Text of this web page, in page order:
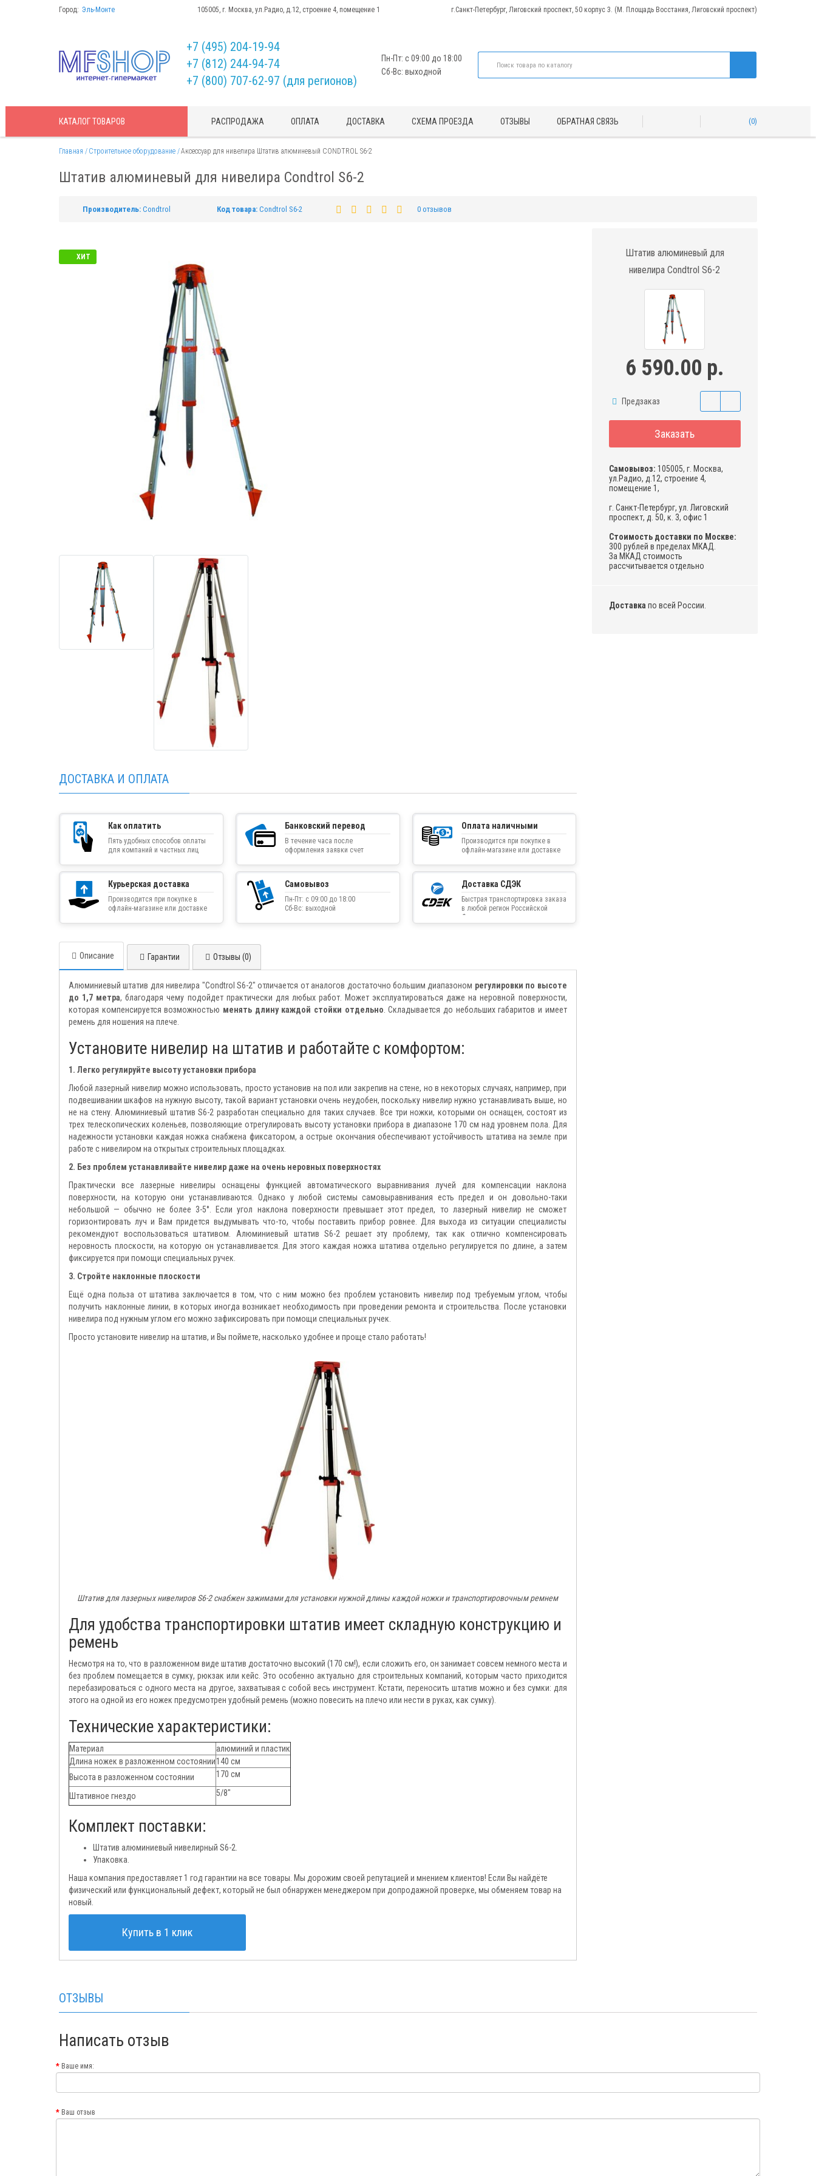
Город: Эль-Монте 105005, г. Москва, ул.Радио, д.12, строение 4, помещение 1 г.Санкт-Петербург, Лиговский проспект, 50 корпус 3. (М. Площадь Восстания, Лиговский проспект)
+7 (495) 204-19-94
+7 (812) 244-94-74
+7 (800) 707-62-97 (для регионов)
Пн-Пт: с 09:00 до 18:00
Сб-Вс: выходной
КАТАЛОГТОВАРОВ РАСПРОДАЖА ОПЛАТА ДОСТАВКА СХЕМА ПРОЕЗДА ОТЗЫВЫ ОБРАТНАЯ СВЯЗЬ 0
Главная Строительное оборудование Аксессуар для нивелира Штатив алюминевый CONDTROL S6-2
Штатив алюминевый для нивелира Condtrol S6-2
Производитель: Condtrol Код товара: Condtrol S6-2 0 отзывов
ХИТ
Штатив алюминевый для
нивелира Condtrol S6-2
6 590.00 р.
Предзаказ
Заказать
Самовывоз: 105005, г. Москва,
ул.Радио, д.12, строение 4,
помещение 1,
г. Санкт-Петербург, ул. Лиговский
проспект, д. 50, к. 3, офис 1
Стоимость доставки по Москве:
300 рублей в пределах МКАД.
За МКАД стоимость
рассчитывается отдельно
Доставка по всей России.
ДОСТАВКА И ОПЛАТА
Как оплатить
Пять удобных способов оплаты
для компаний и частных лиц
Банковский перевод
В течение часа после
оформления заявки счет
электронную почту
Оплата наличными
Производится при покупке в
офлайн-магазине или доставке
Курьерская доставка
Производится при покупке в
офлайн-магазине или доставке
Самовывоз
Пн-Пт: с 09:00 до 18:00
Сб-Вс: выходной
Доставка СДЭК
Быстрая транспортировка заказа
в любой регион Российской
Федерации
Описание Гарантии Отзывы (0)
Алюминиевый штатив для нивелира "Condtrol S6-2" отличается от аналогов достаточно большим диапазоном регулировки по высоте
до 1,7 метра, благодаря чему подойдет практически для любых работ. Может эксплуатироваться даже на неровной поверхности,
которая компенсируется возможностью менять длину каждой стойки отдельно . Складывается до небольших габаритов и имеет
ремень для ношения на плече.
Установите нивелир на штатив и работайте с комфортом:
1. Легко регулируйте высоту установки прибора
Любой лазерный нивелир можно использовать, просто установив на пол или закрепив на стене, но в некоторых случаях, например, при
подвешивании шкафов на нужную высоту, такой вариант установки очень неудобен, поскольку нивелир нужно устанавливать выше, но
не на стену. Алюминиевый штатив S6-2 разработан специально для таких случаев. Все три ножки, которыми он оснащен, состоят из
трех телескопических коленьев, позволяющие отрегулировать высоту установки прибора в диапазоне 170 см над уровнем пола. Для
надежности установки каждая ножка снабжена фиксатором, а острые окончания обеспечивают устойчивость штатива на земле при
работе с нивелиром на открытых строительных площадках.
2. Без проблем устанавливайте нивелир даже на очень неровных поверхностях
Практически все лазерные нивелиры оснащены функцией автоматического выравнивания лучей для компенсации наклона
поверхности, на которую они устанавливаются. Однако у любой системы самовыравнивания есть предел и он довольно-таки
небольшой — обычно не более 3-5°. Если угол наклона поверхности превышает этот предел, то лазерный нивелир не сможет
горизонтировать луч и Вам придется выдумывать что-то, чтобы поставить прибор ровнее. Для выхода из ситуации специалисты
рекомендуют воспользоваться штативом. Алюминиевый штатив S6-2 решает эту проблему, так как отлично компенсировать
неровность плоскости, на которую он устанавливается. Для этого каждая ножка штатива отдельно регулируется по длине, а затем
фиксируется при помощи специальных ручек.
3. Стройте наклонные плоскости
Ещё одна польза от штатива заключается в том, что с ним можно без проблем установить нивелир под требуемым углом, чтобы
получить наклонные линии, в которых иногда возникает необходимость при проведении ремонта и строительства. После установки
нивелира под нужным углом его можно зафиксировать при помощи специальных ручек.
Просто установите нивелир на штатив, и Вы поймете, насколько удобнее и проще стало работать!
Штатив для лазерных нивелиров S6-2 снабжен зажимами для установки нужной длины каждой ножки и транспортировочным ремнем
Для удобства транспортировки штатив имеет складную конструкцию и
ремень
Несмотря на то, что в разложенном виде штатив достаточно высокий (170 см!), если сложить его, он занимает совсем немного места и
без проблем помещается в сумку, рюкзак или кейс. Это особенно актуально для строительных компаний, которым часто приходится
перебазироваться с одного места на другое, захватывая с собой весь инструмент. Кстати, переносить штатив можно и без сумки: для
этого на одной из его ножек предусмотрен удобный ремень (можно повесить на плечо или нести в руках, как сумку).
Технические характеристики:
Материал
алюминий и пластик
Длина ножек в разложенном состоянии140 см
Высота в разложенном состоянии
170 см
Штативное гнездо 5/8"
Комплект поставки:
Штатив алюминиевый нивелирный S6-2.
Упаковка.
Наша компания предоставляет 1 год гарантии на все товары. Мы дорожим своей репутацией и мнением клиентов! Если Вы найдёте
физический или функциональный дефект, который не был обнаружен менеджером при допродажной проверке, мы обменяем товар на
новый.
Купить в 1 клик
ОТЗЫВЫ
Написать отзыв
Ваше имя:
Ваш отзыв